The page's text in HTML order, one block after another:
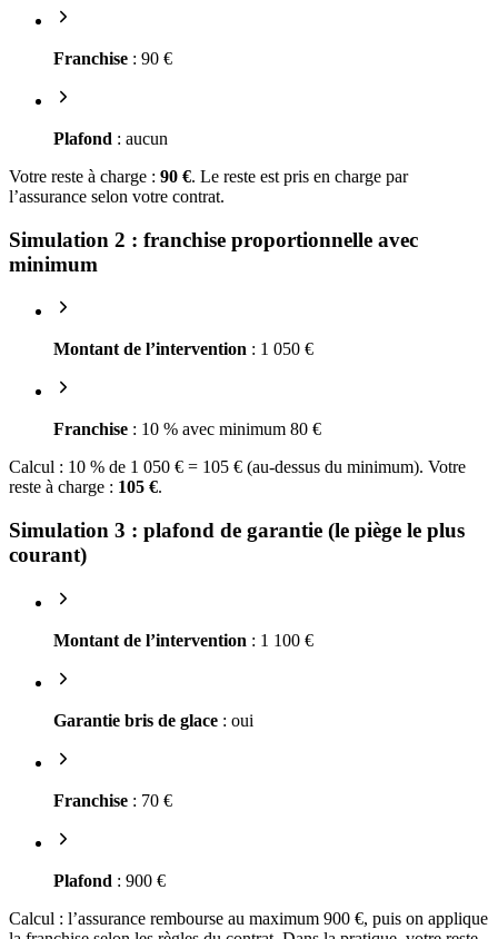
Franchise : 90 €
Plafond : aucun
Votre reste à charge : 90 €. Le reste est pris en charge par
l’assurance selon votre contrat.
Simulation 2 : franchise proportionnelle avec
minimum
Montant de l’intervention : 1 050 €
Franchise : 10 % avec minimum 80 €
Calcul : 10 % de 1 050 € = 105 € (au-dessus du minimum). Votre
reste à charge : 105 €.
Simulation 3 : plafond de garantie (le piège le plus
courant)
Montant de l’intervention : 1 100 €
Garantie bris de glace : oui
Franchise : 70 €
Plafond : 900 €
Calcul : l’assurance rembourse au maximum 900 €, puis on applique